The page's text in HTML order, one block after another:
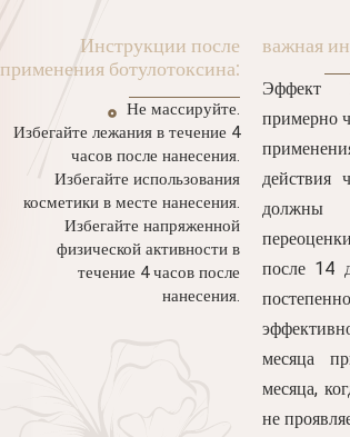
Инструкции после
применения ботулотоксина:
Не массируйте.
Избегайте лежания в течение 4
часов после нанесения.
Избегайте использования
косметики в месте нанесения.
Избегайте напряженной
физической активности в
течение 4 часов после
нанесения.
важная
Эффект
примерно
действия
после 14
месяца
месяца,
не